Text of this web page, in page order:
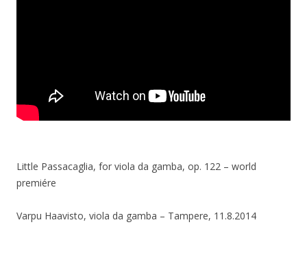
Little Passacaglia, for viola da gamba, op. 122 – world
premiére
Varpu Haavisto, viola da gamba – Tampere, 11.8.2014